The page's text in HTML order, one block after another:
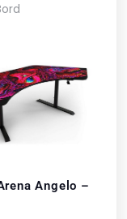
Angelo –